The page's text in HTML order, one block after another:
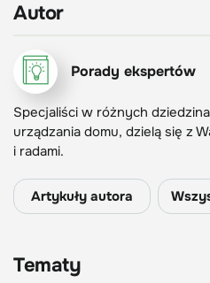
Autor
Porady ekspertów
Specjaliści w różnych
urządzania domu, dzielą się z
i radami.
Artykuły autora
Tematy